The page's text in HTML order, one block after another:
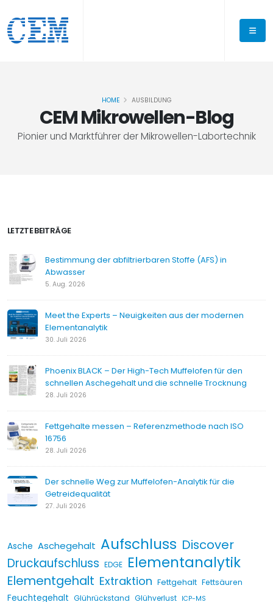
CEM Mikrowellen-Blog
Pionier und Marktführer der Mikrowellen-Labortechnik
HOME AUSBILDUNG
LETZTE BEITRÄGE
Bestimmung der abfiltrierbaren Stoffe (AFS) in
Abwasser
5. Aug. 2026
Meet the Experts – Neuigkeiten aus der modernen
Elementanalytik
30. Juli 2026
Phoenix BLACK – Der High-Tech Muffelofen für den
schnellen Aschegehalt und die schnelle Trocknung
28. Juli 2026
Fettgehalte messen – Referenzmethode nach ISO
16756
28. Juli 2026
Der schnelle Weg zur Muffelofen-Analytik für die
Getreidequalität
27. Juli 2026
Asche Aschegehalt Aufschluss Discover
Druckaufschluss EDGE Elementanalytik
Elementgehalt Extraktion Fettgehalt Fettsäuren
Feuchtegehalt Glührückstand Glühverlust ICP-MS